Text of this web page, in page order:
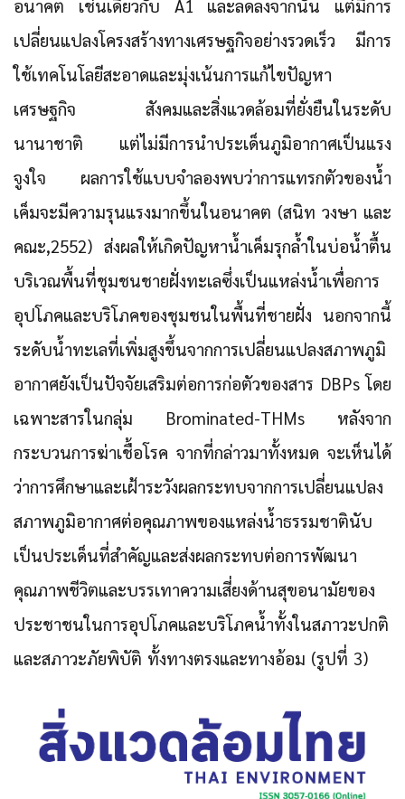
อนาคต เช่นเดียวกับ A1 และลดลงจากนั้น แต่มีการ
เปลี่ยนแปลงโครงสร้างทางเศรษฐกิจอย่างรวดเร็ว มีการ
ใช้เทคโนโลยีสะอาดและมุ่งเน้นการแก้ไขปัญหา
เศรษฐกิจ สังคมและสิ่งแวดล้อมที่ยั่งยืนในระดับ
นานาชาติ แต่ไม่มีการนำประเด็นภูมิอากาศเป็นแรง
จูงใจ ผลการใช้แบบจำลองพบว่าการแทรกตัวของน้ำ
เค็มจะมีความรุนแรงมากขึ้นในอนาคต (สนิท วงษา และ
คณะ,2552) ส่งผลให้เกิดปัญหาน้ำเค็มรุกล้ำในบ่อน้ำตื้น
บริเวณพื้นที่ชุมชนชายฝั่งทะเลซึ่งเป็นแหล่งน้ำเพื่อการ
อุปโภคและบริโภคของชุมชนในพื้นที่ชายฝั่ง นอกจากนี้
ระดับน้ำทะเลที่เพิ่มสูงขึ้นจากการเปลี่ยนแปลงสภาพภูมิ
อากาศยังเป็นปัจจัยเสริมต่อการก่อตัวของสาร DBPs โดย
เฉพาะสารในกลุ่ม Brominated-THMs หลังจาก
กระบวนการฆ่าเชื้อโรค จากที่กล่าวมาทั้งหมด จะเห็นได้
ว่าการศึกษาและเฝ้าระวังผลกระทบจากการเปลี่ยนแปลง
สภาพภูมิอากาศต่อคุณภาพของแหล่งน้ำธรรมชาตินับ
เป็นประเด็นที่สำคัญและส่งผลกระทบต่อการพัฒนา
คุณภาพชีวิตและบรรเทาความเสี่ยงด้านสุขอนามัยของ
ประชาชนในการอุปโภคและบริโภคน้ำทั้งในสภาวะปกติ
และสภาวะภัยพิบัติ ทั้งทางตรงและทางอ้อม (รูปที่ 3)